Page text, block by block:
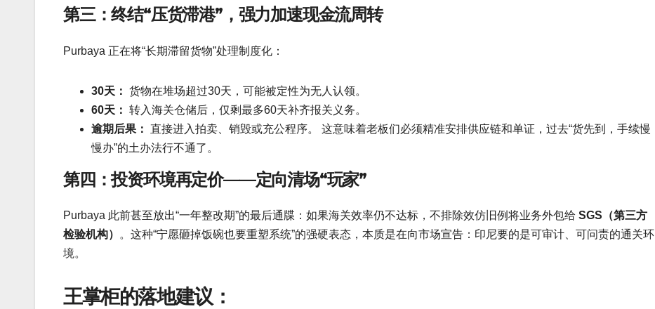
第三：终结“压货滞港”，强力加速现金流周转
Purbaya 正在将“长期滞留货物”处理制度化：
30天： 货物在堆场超过30天，可能被定性为无人认领。
60天： 转入海关仓储后，仅剩最多60天补齐报关义务。
逾期后果： 直接进入拍卖、销毁或充公程序。 这意味着老板们必须精准安排供应链和单证，过去“货先到，手续慢
慢办”的土办法行不通了。
第四：投资环境再定价——定向清场“玩家”
Purbaya 此前甚至放出“一年整改期”的最后通牒：如果海关效率仍不达标，不排除效仿旧例将业务外包给 SGS（第三方
检验机构）
。这种“宁愿砸掉饭碗也要重塑系统”的强硬表态，本质是在向市场宣告：印尼要的是可审计、可问责的通关环
境。
王掌柜的落地建议：